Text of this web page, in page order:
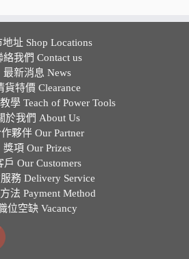
地址 Shop Locations
絡我們 Contact us
最新消息 News
貨特價 Clearance
學 Teach of Power Tools
於我們 About Us
夥伴 Our Partner
獎項 Our Prizes
戶 Our Customers
務 Delivery Service
法 Payment Method
位空缺 Vacancy